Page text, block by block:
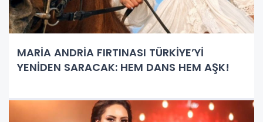
MARİA ANDRİA FIRTINASI TÜRKİYE’Yİ
YENİDEN SARACAK: HEM DANS HEM AŞK!